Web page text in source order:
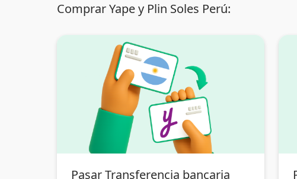
Comprar Yape y Plin Soles Perú:
Pasar Transferencia bancaria